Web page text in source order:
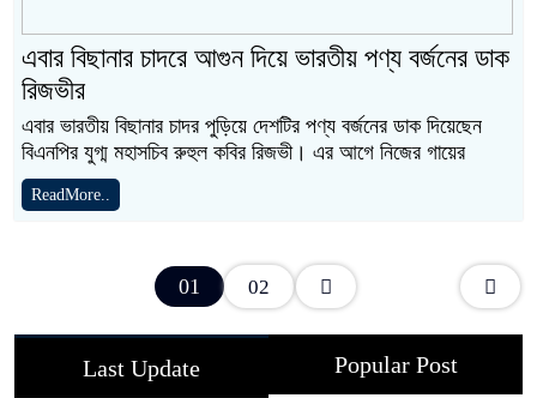
এবার বিছানার চাদরে আগুন দিয়ে ভারতীয় পণ্য বর্জনের ডাক
রিজভীর
এবার ভারতীয় বিছানার চাদর পুড়িয়ে দেশটির পণ্য বর্জনের ডাক দিয়েছেন
বিএনপির যুগ্ম মহাসচিব রুহুল কবির রিজভী। এর আগে নিজের গায়ের
ReadMore..
01 02
Last Update Popular Post